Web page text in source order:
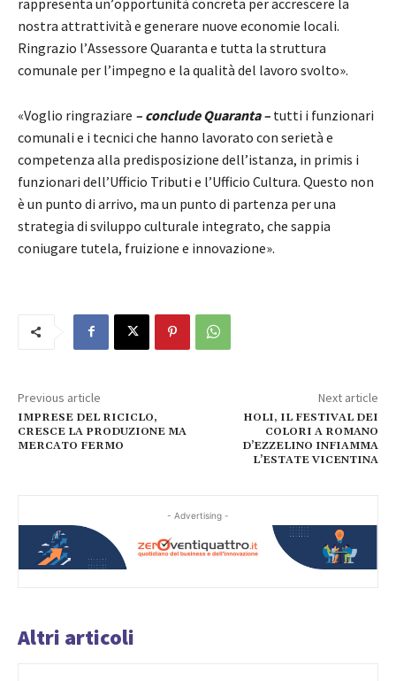
nostra attrattività e generare nuove economie locali.
Ringrazio l’Assessore Quaranta e tutta la struttura
comunale per l’impegno e la qualità del lavoro svolto».
«Voglio ringraziare – conclude Quaranta– tutti i funzionari
comunali e i tecnici che hanno lavorato con serietà e
competenza alla predisposizione dell’istanza, in primis i
funzionari dell’Ufficio Tributi e l’Ufficio Cultura. Questo non
è un punto di arrivo, ma un punto di partenza per una
strategia di sviluppo culturale integrato, che sappia
coniugare tutela, fruizione e innovazione».
Previous article
IMPRESE DEL RICICLO,
CRESCE LA PRODUZIONE MA
MERCATO FERMO
Next article
HOLI, IL FESTIVAL DEI
COLORI A ROMANO
D’EZZELINO INFIAMMA
L’ESTATE VICENTINA
- Advertising -
Altri articoli